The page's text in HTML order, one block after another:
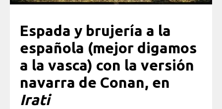
Espada y brujería a la
española (mejor digamos
a la vasca) con la versión
navarra de Conan, en
Irati